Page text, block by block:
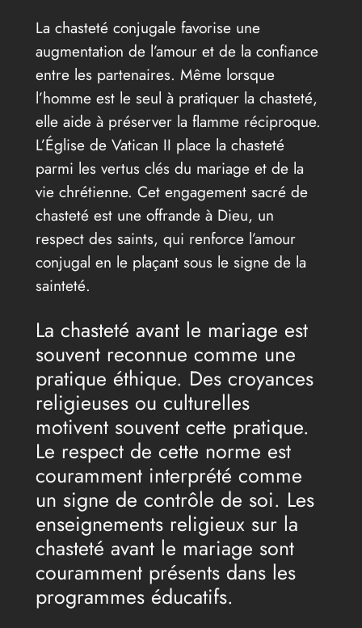
La chasteté conjugale favorise une
augmentation de l’amour et de la confiance
entre les partenaires. Même lorsque
l’homme est le seul à pratiquer la chasteté,
elle aide à préserver la flamme réciproque.
L’Église de Vatican II place la chasteté
parmi les vertus clés du mariage et de la
vie chrétienne. Cet engagement sacré de
chasteté est une offrande à Dieu, un
respect des saints, qui renforce l’amour
conjugal en le plaçant sous le signe de la
sainteté.
La chasteté avant le mariage est
souvent reconnue comme une
pratique éthique. Des croyances
religieuses ou culturelles
motivent souvent cette pratique.
Le respect de cette norme est
couramment interprété comme
un signe de contrôle de soi. Les
enseignements religieux sur la
chasteté avant le mariage sont
couramment présents dans les
programmes éducatifs.